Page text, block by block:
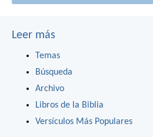
Leer más
Temas
Búsqueda
Archivo
Libros de la Biblia
Versículos Más Populares